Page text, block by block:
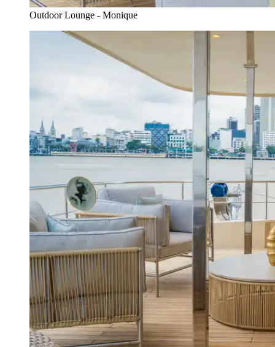
Outdoor Lounge - Monique